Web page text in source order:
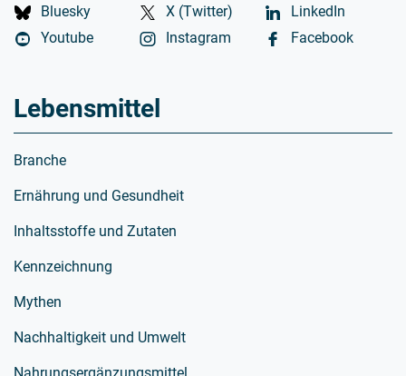
Bluesky X (Twitter)
LinkedIn
Youtube
Instagram Facebook
Lebensmittel
Branche
Ernährung und Gesundheit
Inhaltsstoffe und Zutaten
Kennzeichnung
Mythen
Nachhaltigkeit und Umwelt